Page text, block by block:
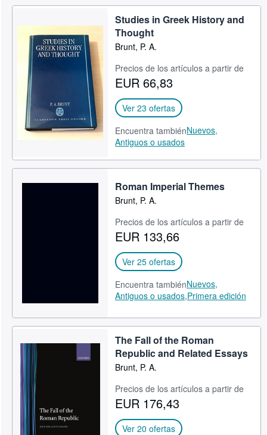
Studies in Greek History and
Thought
Brunt, P. A.
Precios de los artículos a partir de
EUR 66,83
Ver 23 ofertas
Encuentra tambiénNuevos,
Antiguos o usados
Roman Imperial Themes
Brunt, P. A.
Precios de los artículos a partir de
EUR 133,66
Ver 25 ofertas
Encuentra tambiénNuevos,
Antiguos o usados,Primera edición
The Fall of the Roman
Republic and Related Essays
Brunt, P. A.
Precios de los artículos a partir de
EUR 176,43
Ver 20 ofertas